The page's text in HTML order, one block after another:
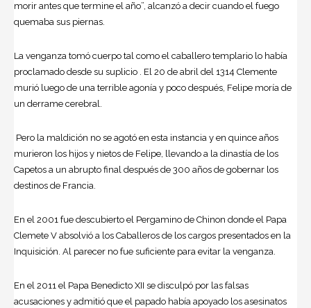
morir antes que termine el año”, alcanzó a decir cuando el fuego
quemaba sus piernas.
La venganza tomó cuerpo tal como el caballero templario lo había
proclamado desde su suplicio . El 20 de abril del 1314 Clemente
murió luego de una terrible agonía y poco después, Felipe moría de
un derrame cerebral.
Pero la maldición no se agotó en esta instancia y en quince años
murieron los hijos y nietos de Felipe, llevando a la dinastía de los
Capetos a un abrupto final después de 300 años de gobernar los
destinos de Francia.
En el 2001 fue descubierto el Pergamino de Chinon donde el Papa
Clemete V absolvió a los Caballeros de los cargos presentados en la
Inquisición. Al parecer no fue suficiente para evitar la venganza.
En el 2011 el Papa Benedicto XII se disculpó por las falsas
acusaciones y admitió que el papado había apoyado los asesinatos